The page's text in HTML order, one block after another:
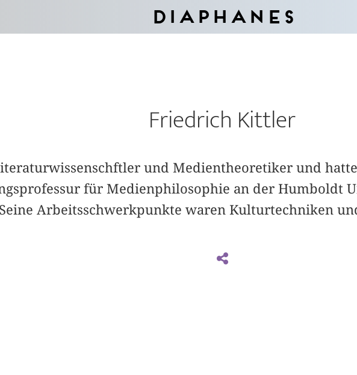
Diaphanes
Friedrich Kittler
und Medientheoretiker und
für Medienphilosophie an der Humboldt
Arbeitsschwerkpunkte waren Kulturtechniken